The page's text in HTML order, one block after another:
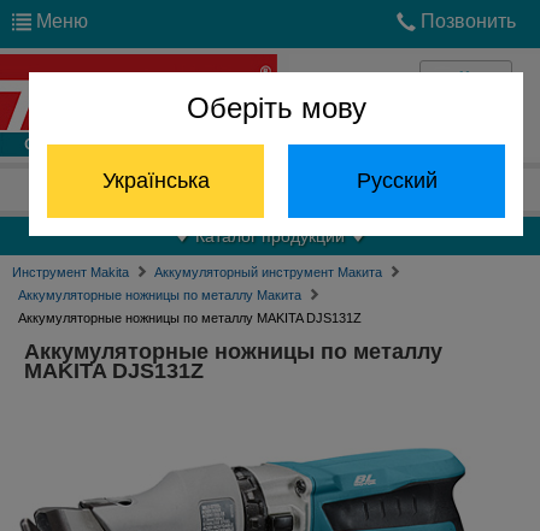
Оберіть мову
Українська Русский
Меню Позвонить
Войти
Отдел запчастей: (068) 824-24-24
Каталог продукции
Инструмент Makita
Аккумуляторный инструмент Макита
Аккумуляторные ножницы по металлу Макита
Аккумуляторные ножницы по металлу MAKITA DJS131Z
Аккумуляторные ножницы по металлу
MAKITA DJS131Z